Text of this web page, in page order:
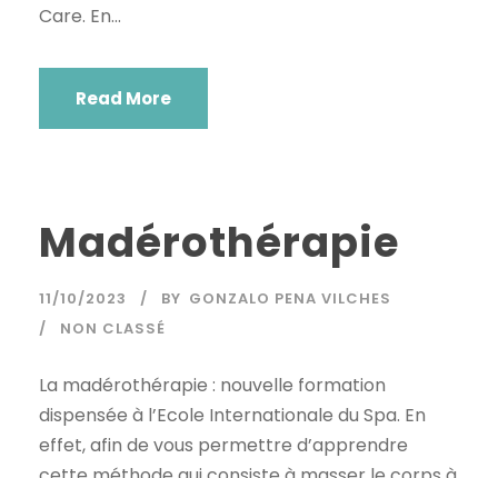
Care. En...
Read More
Madérothérapie
11/10/2023 BY GONZALO PENA VILCHES
NON CLASSÉ
La madérothérapie : nouvelle formation
dispensée à l’Ecole Internationale du Spa. En
effet, afin de vous permettre d’apprendre